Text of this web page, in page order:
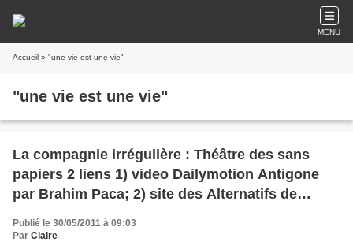
MENU
Accueil » "une vie est une vie"
"une vie est une vie"
La compagnie irrégulière : Théâtre des sans
papiers 2 liens 1) video Dailymotion Antigone
par Brahim Paca; 2) site des Alternatifs de
l'Ardèche sur La tournée de la compagnie
irrégulière avec ''Toute vie est une vie''
Publié le 30/05/2011 à 09:03
Par Claire